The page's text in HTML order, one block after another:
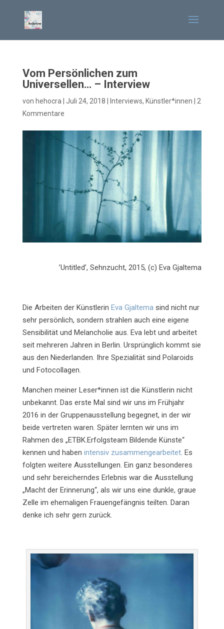
Vom Persönlichen zum
Universellen… – Interview
von hehocra Juli 24, 2018 Interviews, Künstler*innen
2
Kommentare
’Untitled’, Sehnzucht, 2015, (c) Eva Gjaltema
Die Arbeiten der Künstlerin Eva Gjaltemasind nicht nur
sehr persönlich, sondern strahlen auch eine eigene
Sensibilität und Melancholie aus. Eva lebt und arbeitet
seit mehreren Jahren in Berlin. Ursprünglich kommt sie
aus den Niederlanden. Ihre Spezialität sind Polaroids
und Fotocollagen.
Manchen meiner Leser*innen ist die Künstlerin nicht
unbekannt. Das erste Mal sind wir uns im Frühjahr
2016 in der Gruppenausstellung begegnet, in der wir
beide vertreten waren. Später lernten wir uns im
Rahmen des „ETBK.Erfolgsteam Bildende Künste“
kennen und haben intensiv zusammengearbeitet. Es
folgten weitere Ausstellungen. Ein ganz besonderes
und sehr bereicherndes Erlebnis war die Ausstellung
„Macht der Erinnerung“, als wir uns eine dunkle, graue
Zelle im ehemaligen Frauengefängnis teilten. Daran
denke ich sehr gern zurück.